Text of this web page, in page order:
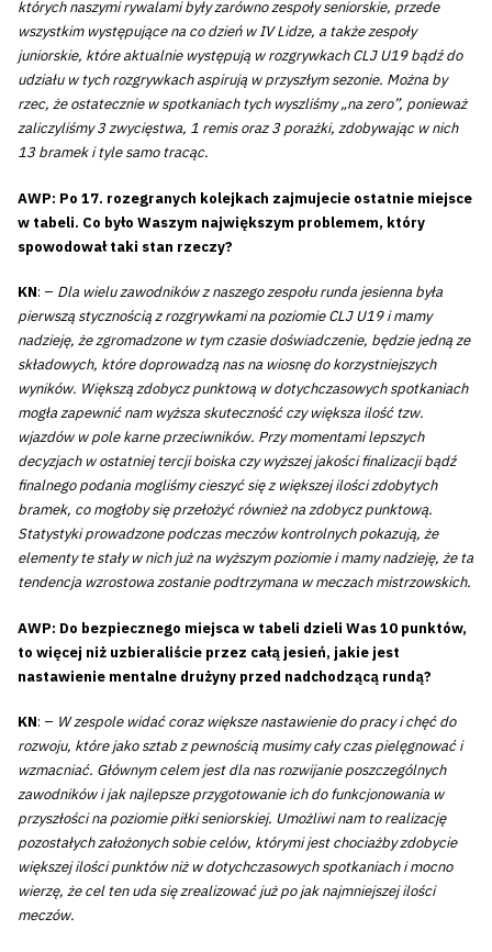
których naszymi rywalami były zarówno zespoły seniorskie, przede
wszystkim występujące na co dzień w IV Lidze, a także zespoły
juniorskie, które aktualnie występują w rozgrywkach CLJ U19 bądź do
udziału w tych rozgrywkach aspirują w przyszłym sezonie. Można by
rzec, że ostatecznie w spotkaniach tych wyszliśmy „na zero”, ponieważ
zaliczyliśmy 3 zwycięstwa, 1 remis oraz 3 porażki, zdobywając w nich
13 bramek i tyle samo tracąc.
AWP: Po 17. rozegranych kolejkach zajmujecie ostatnie miejsce
w tabeli. Co było Waszym największym problemem, który
spowodował taki stan rzeczy?
KN: – Dla wielu zawodników z naszego zespołu runda jesienna była
pierwszą stycznością z rozgrywkami na poziomie CLJ U19 i mamy
nadzieję, że zgromadzone w tym czasie doświadczenie, będzie jedną ze
składowych, które doprowadzą nas na wiosnę do korzystniejszych
wyników. Większą zdobycz punktową w dotychczasowych spotkaniach
mogła zapewnić nam wyższa skuteczność czy większa ilość tzw.
wjazdów w pole karne przeciwników. Przy momentami lepszych
decyzjach w ostatniej tercji boiska czy wyższej jakości finalizacji bądź
finalnego podania mogliśmy cieszyć się z większej ilości zdobytych
bramek, co mogłoby się przełożyć również na zdobycz punktową.
Statystyki prowadzone podczas meczów kontrolnych pokazują, że
elementy te stały w nich już na wyższym poziomie i mamy nadzieję, że ta
tendencja wzrostowa zostanie podtrzymana w meczach mistrzowskich.
AWP: Do bezpiecznego miejsca w tabeli dzieli Was 10 punktów,
to więcej niż uzbieraliście przez całą jesień, jakie jest
nastawienie mentalne drużyny przed nadchodzącą rundą?
KN: – W zespole widać coraz większe nastawienie do pracy i chęć do
rozwoju, które jako sztab z pewnością musimy cały czas pielęgnować i
wzmacniać. Głównym celem jest dla nas rozwijanie poszczególnych
zawodników i jak najlepsze przygotowanie ich do funkcjonowania w
przyszłości na poziomie piłki seniorskiej. Umożliwi nam to realizację
pozostałych założonych sobie celów, którymi jest chociażby zdobycie
większej ilości punktów niż w dotychczasowych spotkaniach i mocno
wierzę, że cel ten uda się zrealizować już po jak najmniejszej ilości
meczów.